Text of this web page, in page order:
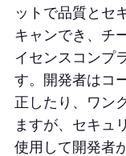
ットで品質とセ
キャンでき、チ
イセンスコンプ
す。開発者はコ
正したり、ワン
ますが、セキュ
使用して開発者